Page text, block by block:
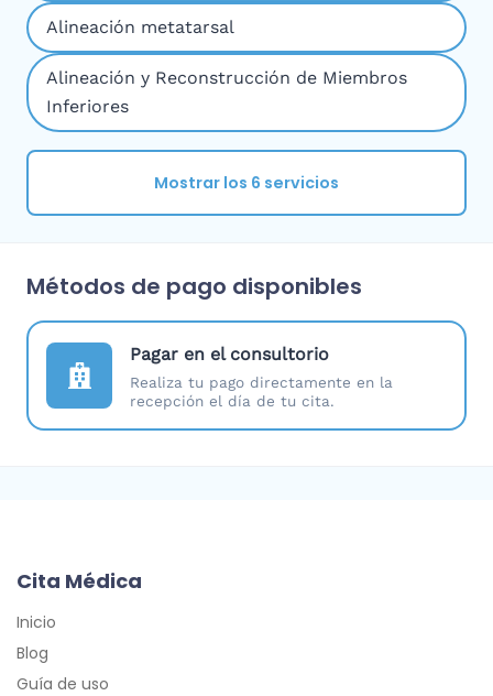
Alineación metatarsal
Alineación y Reconstrucción de Miembros
Inferiores
Mostrar los 6 servicios
Métodos de pago disponibles
Pagar en el consultorio
Realiza tu pago directamente en la
recepción el día de tu cita.
Cita Médica
Inicio
Blog
Guía de uso